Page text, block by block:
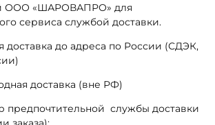
ООО «ШАРОВАПРО» для
сервиса службой доставки.
доставка до адреса по России (СДЭК,
доставка (вне РФ)
предпочтительной службы доставки